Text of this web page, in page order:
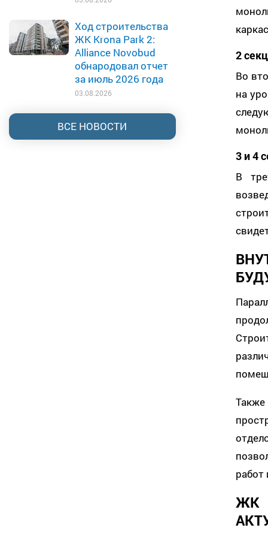
Ход строительства
ЖК Krona Park 2:
Alliance Novobud
обнародовал отчет
за июль 2026 года
03.08.2026
ВСЕ НОВОСТИ
2
Во
на
3 и 4
В
работ
ЖК